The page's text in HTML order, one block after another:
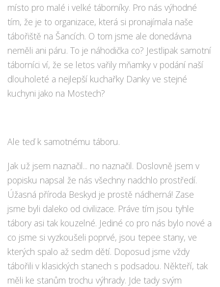
místo pro malé i velké táborníky. Pro nás výhodné
tím, že je to organizace, která si pronajímala naše
tábořiště na Šancích. O tom jsme ale donedávna
neměli ani páru. To je náhodička co? Jestlipak samotní
táborníci ví, že se letos vařily mňamky v podání naší
dlouholeté a nejlepší kuchařky Danky ve stejné
kuchyni jako na Mostech?
Ale teď k samotnému táboru.
Jak už jsem naznačil... no naznačil. Doslovně jsem v
popisku napsal že nás všechny nadchlo prostředí.
Úžasná příroda Beskyd je prostě nádherná! Zase
jsme byli daleko od civilizace. Práve tím jsou tyhle
tábory asi tak kouzelné. Jediné co pro nás bylo nové a
co jsme si vyzkoušeli poprvé, jsou tepee stany, ve
kterých spalo až sedm dětí. Doposud jsme vždy
tábořili v klasických stanech s podsadou. Někteří, tak
měli ke stanům trochu výhrady. Jde tady svým